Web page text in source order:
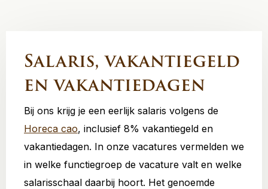
Salaris, vakantiegeld
en vakantiedagen
Bij ons krijg je een eerlijk salaris volgens de
Horeca cao, inclusief 8% vakantiegeld en
vakantiedagen. In onze vacatures vermelden we
in welke functiegroep de vacature valt en welke
salarisschaal daarbij hoort. Het genoemde